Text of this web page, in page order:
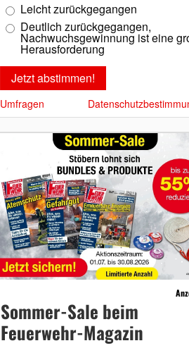
Leicht zurückgegangen
Deutlich zurückgegangen,
Nachwuchsgewinnung ist eine
Herausforderung
Umfragen
Sommer-Sale beim
Feuerwehr-Magazin